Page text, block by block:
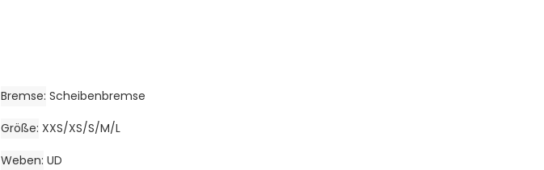
Bremse Scheibenbremse
Größe XXS/XS/S/M/L
Weben UD